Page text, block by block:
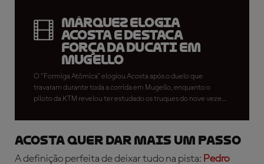
Márquez elogia
Acosta e destaca
força da Ducati em
Mugello
O "Formiga Atômica" elogiou Acosta após o duelo que
travaram durante toda a corrida em Mugello, enquanto o
piloto da KTM revelou ter estudado os truques do nove vezes
ACOSTA QUER DAR MAIS UM PASSO
A definição perfeita de deixar tudo na pista: Pedro